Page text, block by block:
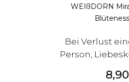
WEIßDORN
Bei Verlust
Person,
Preis